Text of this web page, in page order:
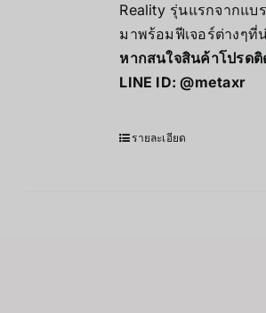
Reality รุ่นแรกจากแบ
มาพร้อมฟีเจอร์ต่างๆที่
หากสนใจสินค้าโปรด
LINE ID:@metaxr
รายละเอียด